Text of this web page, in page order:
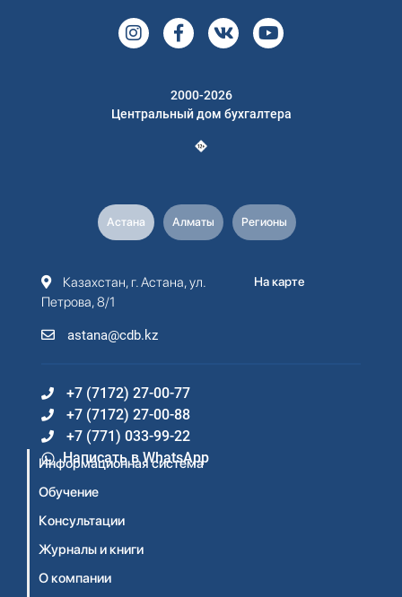
2000-2026
Центральный дом бухгалтера
Астана Алматы Регионы
Казахстан, г. Астана, ул.
Петрова, 8/1
astana@cdb.kz
На карте
+7 (7172) 27-00-77
+7 (7172) 27-00-88
+7 (771) 033-99-22
Написать в WhatsApp
Информационная система
Обучение
Консультации
Журналы и книги
О компании